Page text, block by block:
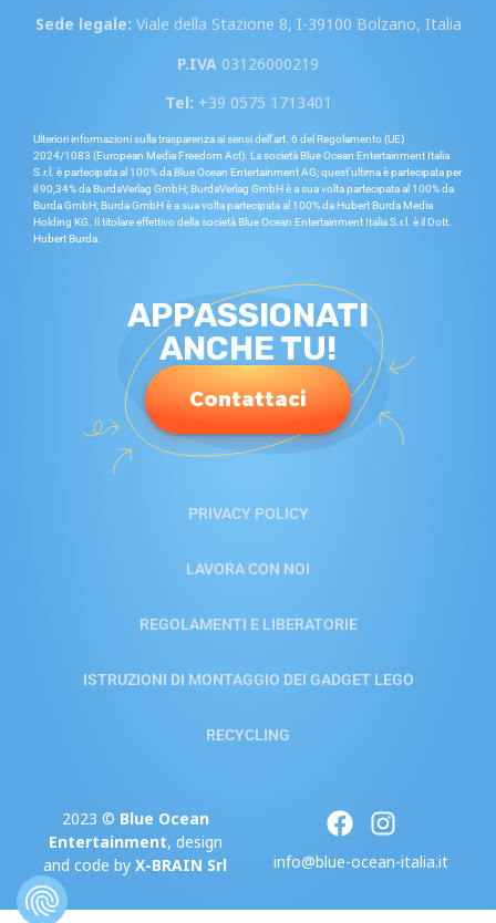
Sede legale: Viale della Stazione 8, I-39100 Bolzano, Italia
P.IVA 03126000219
Tel: +39 0575 1713401
Ulteriori informazioni sulla trasparenza ai sensi dell’art. 6 del Regolamento (UE)
2024/1083 (European Media Freedom Act). La società Blue Ocean Entertainment Italia
S.r.l. è partecipata al 100% da Blue Ocean Entertainment AG; quest’ultima è partecipata per
il 90,34% da BurdaVerlag GmbH; BurdaVerlag GmbH è a sua volta partecipata al 100% da
Burda GmbH; Burda GmbH è a sua volta partecipata al 100% da Hubert Burda Media
Holding KG. Il titolare effettivo della società Blue Ocean Entertainment Italia S.r.l. è il Dott.
Hubert Burda.
APPASSIONATI
ANCHE TU!
Contattaci
PRIVACY POLICY
LAVORA CON NOI
REGOLAMENTI E LIBERATORIE
ISTRUZIONI DI MONTAGGIO DEI GADGET LEGO
RECYCLING
2023 © Blue Ocean
Entertainment, design
and code by X-BRAIN Srl info@blue-ocean-italia.it